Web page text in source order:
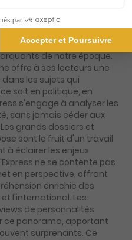
capacité à capturer
de notre époque.
offre à ses lecteurs une
les sujets qui
soit en politique, en
s'engage à analyser les
sans jamais céder aux
grands dossiers et
sont le fruit d'un travail
à éclairer les enjeux
ne se contente pas
en perspective, offrant
enrichie des
l'international. Les
de personnalités
ce panorama, apportant
surprenants. Ce